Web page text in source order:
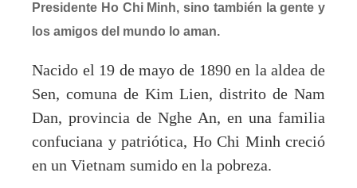
Presidente Ho Chi Minh, sino también la gente y
los amigos del mundo lo aman.
Nacido el 19 de mayo de 1890 en la aldea de
Sen, comuna de Kim Lien, distrito de Nam
Dan, provincia de Nghe An, en una familia
confuciana y patriótica, Ho Chi Minh creció
en un Vietnam sumido en la pobreza.